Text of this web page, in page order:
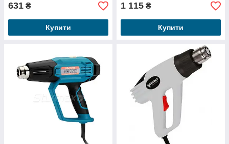
631 ₴
Купити
1 115 ₴
Купити